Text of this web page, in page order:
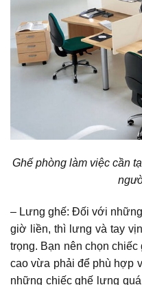
Ghế phòng làm việc cần
– Lưng ghế: Đối với
giờ liền, thì lưng và tay
trọng. Bạn nên chọn
cao vừa phải để phù hợp
những chiếc ghế lưng